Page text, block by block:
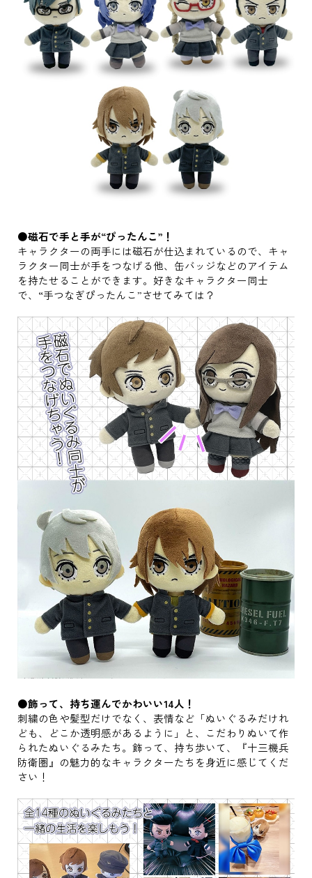
●磁石で手と手が“ぴったんこ”！
キャラクターの両手には磁石が仕込まれているので、キャ
ラクター同士が手をつなげる他、缶バッジなどのアイテム
を持たせることができます。好きなキャラクター同士
で、“手つなぎぴったんこ”させてみては？
●飾って、持ち運んでかわいい14人！
刺繍の色や髪型だけでなく、表情など「ぬいぐるみだけれ
ども、どこか透明感があるように」と、こだわりぬいて作
られたぬいぐるみたち。飾って、持ち歩いて、『十三機兵
防衛圏』の魅力的なキャラクターたちを身近に感じてくだ
さい！